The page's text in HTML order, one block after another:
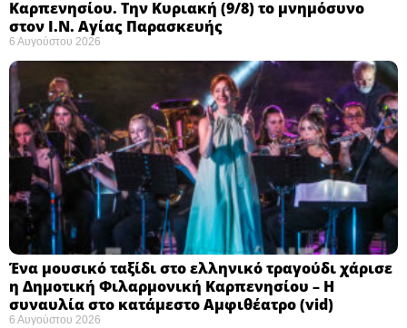
Καρπενησίου. Την Κυριακή (9/8) το μνημόσυνο
στον Ι.Ν. Αγίας Παρασκευής
6 Αυγούστου 2026
Ένα μουσικό ταξίδι στο ελληνικό τραγούδι χάρισε
η Δημοτική Φιλαρμονική Καρπενησίου – Η
συναυλία στο κατάμεστο Αμφιθέατρο (vid)
6 Αυγούστου 2026